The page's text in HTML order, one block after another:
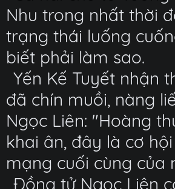
Nhu trong nhất thời
trạng thái luống
biết phải làm sao.
Yến Kế Tuyết nhận
đã chín muồi, nàng
Ngọc Liên: "Hoàng
khai ân, đây là cơ
mạng cuối cùng của
Đồng tử Ngọc Liên